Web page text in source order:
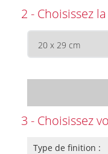
2 - Choisissez
3 - Choisissez
Type de finition :